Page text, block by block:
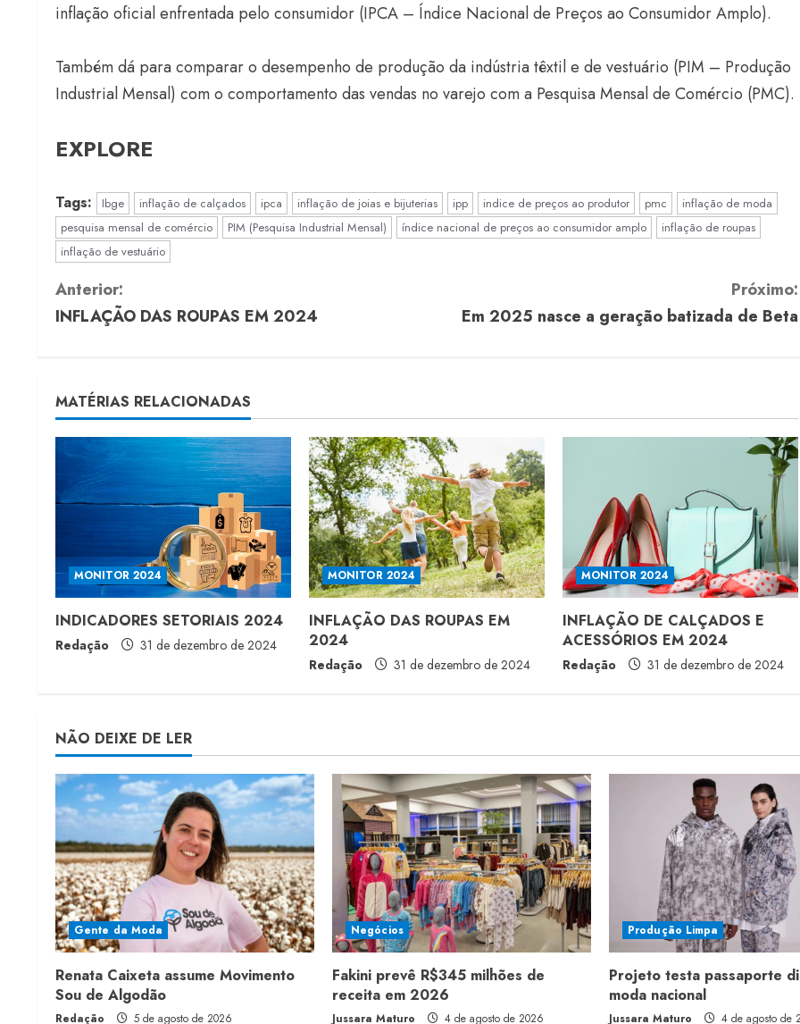
inflação oficial enfrentada pelo consumidor (IPCA – Índice Nacional de Preços ao Consumidor Amplo).
Também dá para comparar o desempenho de produção da indústria têxtil e de vestuário (PIM – Produção
Industrial Mensal) com o comportamento das vendas no varejo com a Pesquisa Mensal de Comércio (PMC).
EXPLORE
Tags: Ibge inflação de calçados ipca inflação de joias e bijuterias ipp indice de preços ao produtor pmc
inflação de moda
pesquisa mensal de comércio
PIM (Pesquisa Industrial Mensal) índice nacional de preços ao consumidor amplo
inflação de roupas
inflação de vestuário
C
o
t
i
n
u
e
R
e
i
n
g
Anterior:
INFLAÇÃO DAS ROUPAS EM 2024
Próximo:
Em 2025 nasce a geração batizada de Beta
MATÉRIAS RELACIONADAS
MONITOR 2024
INDICADORES SETORIAIS 2024
Redação 31 de dezembro de 2024
MONITOR 2024
INFLAÇÃO DAS ROUPAS EM
2024
Redação 31 de dezembro de 2024
MONITOR 2024
INFLAÇÃO DE CALÇADOS E
ACESSÓRIOS EM 2024
Redação 31 de dezembro de 2024
NÃO DEIXE DE LER
Gente da Moda
Renata Caixeta assume Movimento
Sou de Algodão
Redação 5 de agosto de 2026
Negócios
Fakini prevê R$345 milhões de
receita em 2026
Jussara Maturo 4 de agosto de 2026
Produção Limpa
Projeto testa passaporte
moda nacional
Jussara Maturo 4 de agosto de